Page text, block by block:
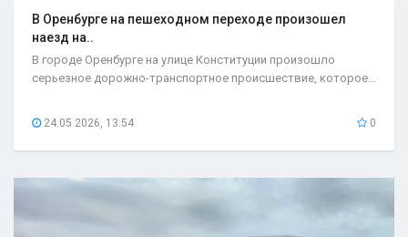
В Оренбурге на пешеходном переходе произошел
наезд на..
В городе Оренбурге на улице Конституции произошло
серьезное дорожно-транспортное происшествие, которое...
24.05.2026, 13:54 0